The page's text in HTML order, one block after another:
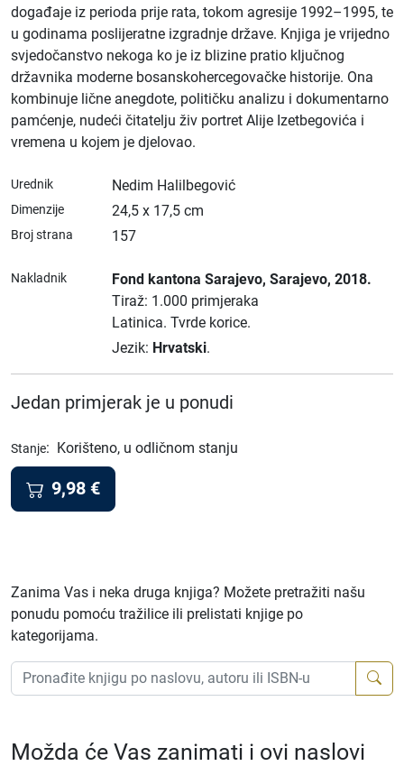
događaje iz perioda prije rata, tokom agresije 1992–1995, te
u godinama poslijeratne izgradnje države. Knjiga je vrijedno
svjedočanstvo nekoga ko je iz blizine pratio ključnog
državnika moderne bosanskohercegovačke historije. Ona
kombinuje lične anegdote, političku analizu i dokumentarno
pamćenje, nudeći čitatelju živ portret Alije Izetbegovića i
vremena u kojem je djelovao.
Urednik Nedim Halilbegović
Dimenzije 24,5 x 17,5 cm
Broj strana 157
Nakladnik Fond kantona Sarajevo, Sarajevo, 2018.
Tiraž: 1.000 primjeraka
Latinica. Tvrde korice.
Jezik: Hrvatski.
Jedan primjerak je u ponudi
Stanje: Korišteno, u odličnom stanju
9,98 €
Zanima Vas i neka druga knjiga? Možete pretražiti našu
ponudu pomoću tražilice ili prelistati knjige po
kategorijama.
Možda će Vas zanimati i ovi naslovi